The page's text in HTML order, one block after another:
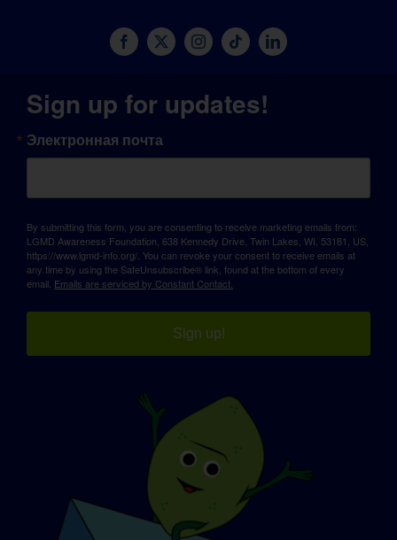
Sign up for updates!
Электронная почта
By submitting this form, you are consenting to receive marketing emails from:
LGMD Awareness Foundation, 638 Kennedy Drive, Twin Lakes, WI, 53181, US,
https://www.lgmd-info.org/. You can revoke your consent to receive emails at
any time by using the SafeUnsubscribe® link, found at the bottom of every
email. Emails are serviced by Constant Contact.
Sign up!